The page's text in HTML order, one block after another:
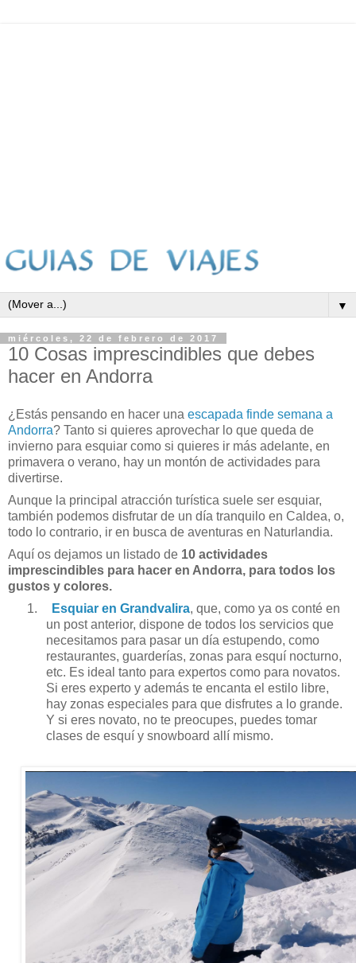
▼
miércoles, 22 de febrero de 2017
10 Cosas imprescindibles que debes
hacer en Andorra
¿Estás pensando en hacer una escapada finde semana a
Andorra? Tanto si quieres aprovechar lo que queda de
invierno para esquiar como si quieres ir más adelante, en
primavera o verano, hay un montón de actividades para
divertirse.
Aunque la principal atracción turística suele ser esquiar,
también podemos disfrutar de un día tranquilo en Caldea, o,
todo lo contrario, ir en busca de aventuras en Naturlandia.
Aquí os dejamos un listado de 10 actividades
imprescindibles para hacer en Andorra, para todos los
gustos y colores.
1.
Esquiar en Grandvalira, que, como ya os conté en
un post anterior, dispone de todos los servicios que
necesitamos para pasar un día estupendo, como
restaurantes, guarderías, zonas para esquí nocturno,
etc. Es ideal tanto para expertos como para novatos.
Si eres experto y además te encanta el estilo libre,
hay zonas especiales para que disfrutes a lo grande.
Y si eres novato, no te preocupes, puedes tomar
clases de esquí y snowboard allí mismo.